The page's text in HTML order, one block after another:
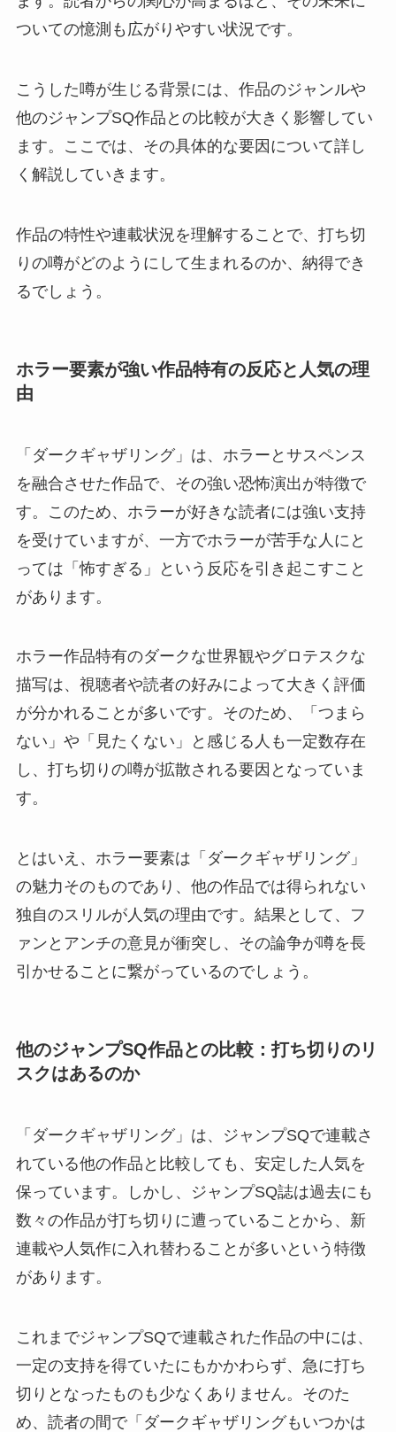
ついての憶測も広がりやすい状況です。
こうした噂が生じる背景には、作品のジャンルや
他のジャンプSQ作品との比較が大きく影響してい
ます。ここでは、その具体的な要因について詳し
く解説していきます。
作品の特性や連載状況を理解することで、打ち切
りの噂がどのようにして生まれるのか、納得でき
るでしょう。
ホラー要素が強い作品特有の反応と人気の理
由
「ダークギャザリング」は、ホラーとサスペンス
を融合させた作品で、その強い恐怖演出が特徴で
す。このため、ホラーが好きな読者には強い支持
を受けていますが、一方でホラーが苦手な人にと
っては「怖すぎる」という反応を引き起こすこと
があります。
ホラー作品特有のダークな世界観やグロテスクな
描写は、視聴者や読者の好みによって大きく評価
が分かれることが多いです。そのため、「つまら
ない」や「見たくない」と感じる人も一定数存在
し、打ち切りの噂が拡散される要因となっていま
す。
とはいえ、ホラー要素は「ダークギャザリング」
の魅力そのものであり、他の作品では得られない
独自のスリルが人気の理由です。結果として、フ
ァンとアンチの意見が衝突し、その論争が噂を長
引かせることに繋がっているのでしょう。
他のジャンプSQ作品との比較：打ち切りのリ
スクはあるのか
「ダークギャザリング」は、ジャンプSQで連載さ
れている他の作品と比較しても、安定した人気を
保っています。しかし、ジャンプSQ誌は過去にも
数々の作品が打ち切りに遭っていることから、新
連載や人気作に入れ替わることが多いという特徴
があります。
これまでジャンプSQで連載された作品の中には、
一定の支持を得ていたにもかかわらず、急に打ち
切りとなったものも少なくありません。そのた
め、読者の間で「ダークギャザリングもいつかは